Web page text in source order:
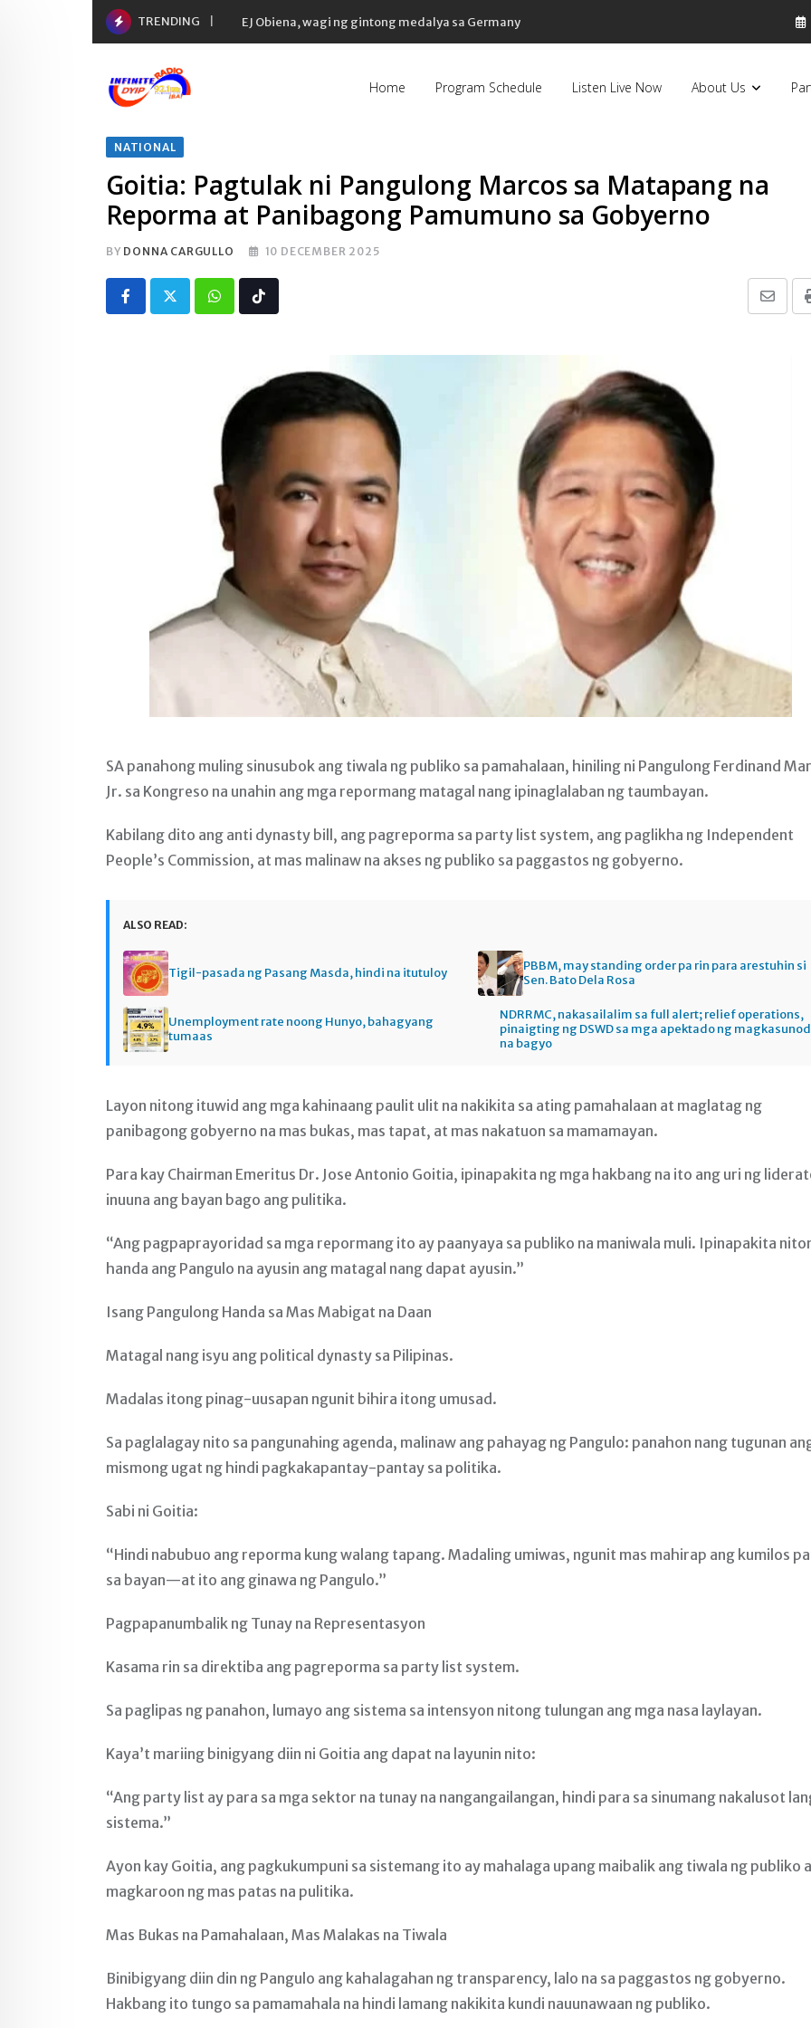
TRENDING EJ Obiena, wagi ng gintong medalya sa Germany
Home Program Schedule Listen Live Now About Us
NATIONAL
Goitia: Pagtulak ni Pangulong Marcos sa Matapang na
Reporma at Panibagong Pamumuno sa Gobyerno
BY DONNA CARGULLO 10 DECEMBER 2025
Whatsapp
Share
Tiktok
SA panahong muling sinusubok ang tiwala ng publiko sa pamahalaan, hiniling ni Pangulong Ferdinand
Jr. sa Kongreso na unahin ang mga repormang matagal nang ipinaglalaban ng taumbayan.
Kabilang dito ang anti dynasty bill, ang pagreporma sa party list system, ang paglikha ng Independent
People’s Commission, at mas malinaw na akses ng publiko sa paggastos ng gobyerno.
ALSO READ:
Tigil-pasada ng Pasang Masda, hindi na itutuloy
PBBM, may standing order pa rin para arestuhin si
Sen. Bato Dela Rosa
Unemployment rate noong Hunyo, bahagyang
tumaas
NDRRMC, nakasailalim sa full alert; relief operations,
pinaigting ng DSWD sa mga apektado ng magkasunod
na bagyo
Layon nitong ituwid ang mga kahinaang paulit ulit na nakikita sa ating pamahalaan at maglatag ng
panibagong gobyerno na mas bukas, mas tapat, at mas nakatuon sa mamamayan.
Para kay Chairman Emeritus Dr. Jose Antonio Goitia, ipinapakita ng mga hakbang na ito ang uri ng
inuuna ang bayan bago ang pulitika.
“Ang pagpaprayoridad sa mga repormang ito ay paanyaya sa publiko na maniwala muli. Ipinapakita
handa ang Pangulo na ayusin ang matagal nang dapat ayusin.”
Isang Pangulong Handa sa Mas Mabigat na Daan
Matagal nang isyu ang political dynasty sa Pilipinas.
Madalas itong pinag-uusapan ngunit bihira itong umusad.
Sa paglalagay nito sa pangunahing agenda, malinaw ang pahayag ng Pangulo: panahon nang tugunan
mismong ugat ng hindi pagkakapantay-pantay sa politika.
Sabi ni Goitia:
“Hindi nabubuo ang reporma kung walang tapang. Madaling umiwas, ngunit mas mahirap ang kumilos
sa bayan—at ito ang ginawa ng Pangulo.”
Pagpapanumbalik ng Tunay na Representasyon
Kasama rin sa direktiba ang pagreporma sa party list system.
Sa paglipas ng panahon, lumayo ang sistema sa intensyon nitong tulungan ang mga nasa laylayan.
Kaya’t mariing binigyang diin ni Goitia ang dapat na layunin nito:
“Ang party list ay para sa mga sektor na tunay na nangangailangan, hindi para sa sinumang nakalusot
sistema.”
Ayon kay Goitia, ang pagkukumpuni sa sistemang ito ay mahalaga upang maibalik ang tiwala ng publiko
magkaroon ng mas patas na pulitika.
Mas Bukas na Pamahalaan, Mas Malakas na Tiwala
Binibigyang diin din ng Pangulo ang kahalagahan ng transparency, lalo na sa paggastos ng gobyerno.
Hakbang ito tungo sa pamamahala na hindi lamang nakikita kundi nauunawaan ng publiko.